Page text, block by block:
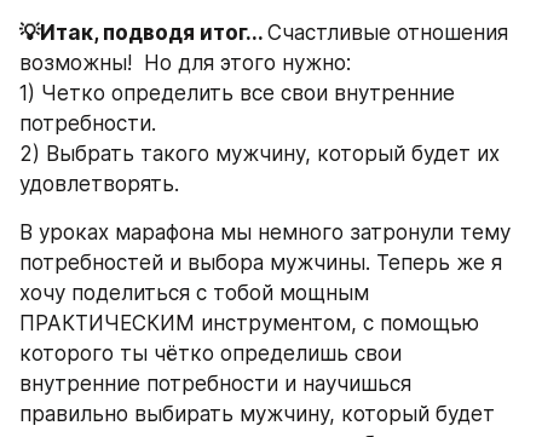
💡Итак, подводя итог... Счастливые отношения
возможны!  Но для этого нужно:
1) Четко определить все свои внутренние
потребности.
2) Выбрать такого мужчину, который будет их
удовлетворять.
В уроках марафона мы немного затронули тему
потребностей и выбора мужчины. Теперь же я
хочу поделиться с тобой мощным
ПРАКТИЧЕСКИМ инструментом, с помощью
которого ты чётко определишь свои
внутренние потребности и научишься
правильно выбирать мужчину, который будет